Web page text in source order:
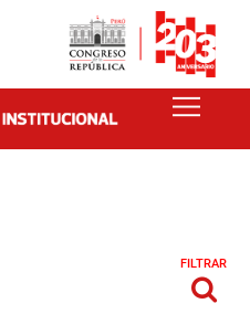
FILTRAR